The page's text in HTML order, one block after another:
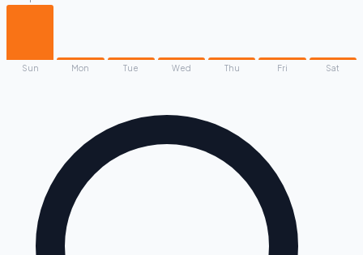
Sun Mon Tue Wed Thu Fri Sat